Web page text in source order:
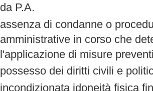
da P.A.
assenza di condanne o
amministrative in corso che
l'applicazione di misure
possesso dei diritti civili e
incondizionata idoneità fisica